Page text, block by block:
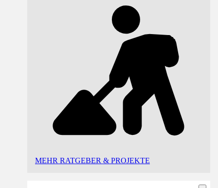
MEHR RATGEBER & PROJEKTE